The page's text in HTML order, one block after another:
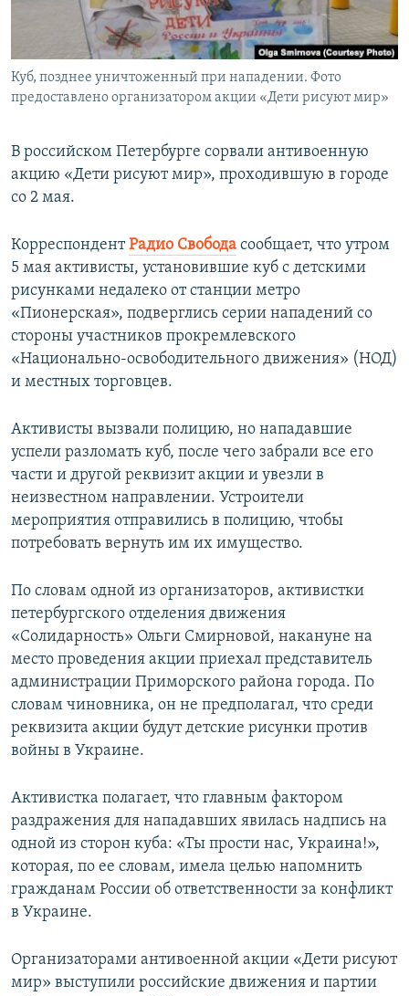
ПОБЕДИТЕЛЕЙ НЕ СУДЯТ?
КРЫМ.НЕПОКОРЕННЫЙ
ELIFBE
ПРИСОЕДИНЯЙТЕСЬ!
Куб, позднее уничтоженный при нападении. Фото
предоставлено организатором акции «Дети рисуют мир»
В российском Петербурге сорвали антивоенную
акцию «Дети рисуют мир», проходившую в городе
со 2 мая.
Корреспондент Радио Свобода сообщает, что утром
5 мая активисты, установившие куб с детскими
рисунками недалеко от станции метро
«Пионерская», подверглись серии нападений со
стороны участников прокремлевского
«Национально-освободительного движения» (НОД)
и местных торговцев.
Активисты вызвали полицию, но нападавшие
успели разломать куб, после чего забрали все его
части и другой реквизит акции и увезли в
неизвестном направлении. Устроители
мероприятия отправились в полицию, чтобы
потребовать вернуть им их имущество.
По словам одной из организаторов, активистки
петербургского отделения движения
«Солидарность» Ольги Смирновой, накануне на
место проведения акции приехал представитель
администрации Приморского района города. По
словам чиновника, он не предполагал, что среди
реквизита акции будут детские рисунки против
войны в Украине.
Активистка полагает, что главным фактором
раздражения для нападавших явилась надпись на
одной из сторон куба: «Ты прости нас, Украина!»,
которая, по ее словам, имела целью напомнить
гражданам России об ответственности за конфликт
в Украине.
Организаторами антивоенной акции «Дети рисуют
мир» выступили российские движения и партии